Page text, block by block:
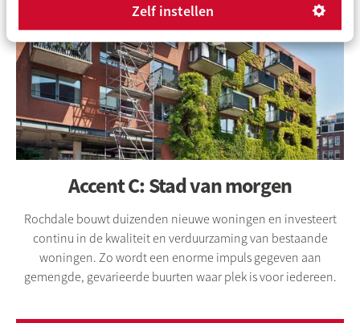
Zelf instellen
Accent C: Stad van morgen
Rochdale bouwt duizenden nieuwe woningen en investeert
continu in de kwaliteit en verduurzaming van bestaande
woningen. Zo wordt een enorme impuls gegeven aan
gemengde, gevarieerde buurten waar plek is voor iedereen.